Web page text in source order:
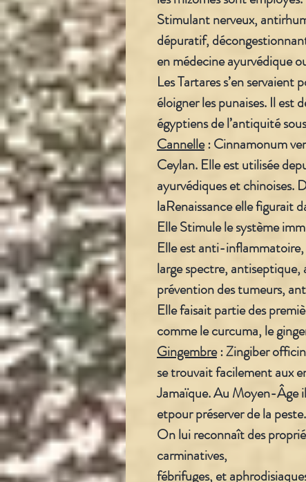
Stimulant nerveux,
dépuratif,
en médecine ayurvédique
Les Tartares s’en servaient
éloigner les punaises. Il est
égyptiens de l’antiquité
Cannelle: Cinnamonum
Ceylan. Elle est utilisée
ayurvédiques et chinoises.
laRenaissance elle figurait
Elle Stimule le système
Elle est anti-
large spectre,
prévention des tumeurs,
Elle faisait partie des
comme le curcuma, le
Gingembre: Zingiber
se trouvait facilement aux
Jamaïque. Au Moyen-Âge
etpour préserver de la peste.
On lui reconnaît des
carminatives,
fébrifuges, et